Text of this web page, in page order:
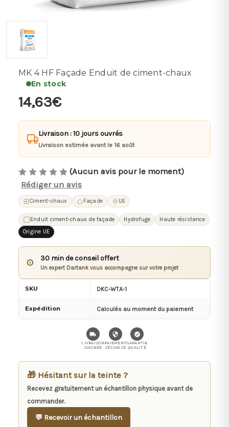
MK 4 HF Façade Enduit de ciment-chaux
En stock
14,63€
Livraison : 10 jours ouvrés
Livraison estimée avant le 16 août
(Aucun avis pour le moment)
Rédiger un avis
Ciment-chaux Façade UE
Enduit ciment-chaux de façade Hydrofuge
Haute résistance
Origine UE
⊙ 30 min de conseil offert
Un expert Dartank vous accompagne sur votre projet
SKU DKC-WTA-1
Expédition Calculés au moment du paiement
LIVRAISON
SOIGNÉE
PAIEMENT
SÉCURISÉ
GARANTIE
QUALITÉ
🎁 Hésitant sur la teinte ?
Recevez gratuitement un échantillon physique avant de
commander.
💬 Recevoir un échantillon